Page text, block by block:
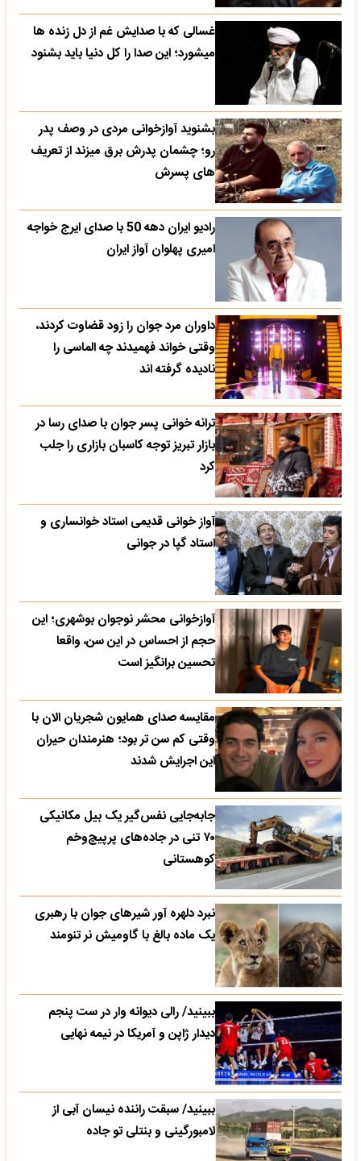
غسالی که با صدایش غم از دل زنده ها
میشورد؛ این صدا را کل دنیا باید بشنود
بشنوید آوازخوانی مردی در وصف پدر
رو؛ چشمان پدرش برق میزند از تعریف
های پسرش
رادیو ایران دهه 50 با صدای ایرج خواجه
امیری پهلوان آواز ایران
داوران مرد جوان را زود قضاوت کردند،
وقتی خواند فهمیدند چه الماسی را
نادیده گرفته اند
ترانه خوانی پسر جوان با صدای رسا در
بازار تبریز توجه کاسبان بازاری را جلب
کرد
آواز خوانی قدیمی استاد خوانساری و
استاد گپا در جوانی
آوازخوانی محشر نوجوان بوشهری؛ این
حجم از احساس در این سن، واقعا
تحسین‌ برانگیز است
مقایسه صدای همایون شجریان الان با
وقتی کم سن تر بود؛ هنرمندان حیران
این اجرایش شدند
جابه‌جایی نفس‌گیر یک بیل مکانیکی
۷۰ تنی در جاده‌های پرپیچ‌وخم
کوهستانی
نبرد دلهره آور شیرهای جوان با رهبری
یک ماده بالغ با گاومیش نر تنومند
ببینید/ رالی دیوانه وار در ست پنجم
دیدار ژاپن و آمریکا در نیمه نهایی
ببینید/ سبقت راننده نیسان آبی از
لامبورگینی و بنتلی تو جاده